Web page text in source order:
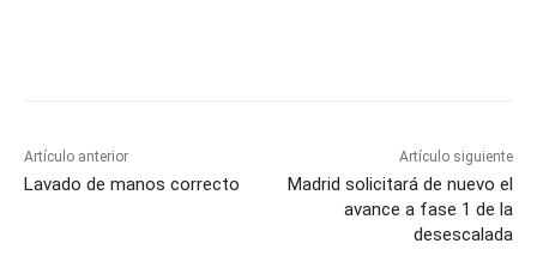
Artículo anterior
Lavado de manos correcto
Artículo siguiente
Madrid solicitará de nuevo el
avance a fase 1 de la
desescalada